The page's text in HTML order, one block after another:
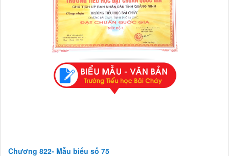
Chương 822- Mẫu biểu số 75